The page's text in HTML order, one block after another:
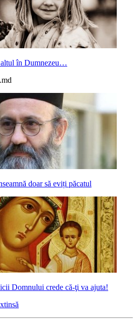
altul în Dumnezeu…
doar să eviți păcatul
Domnului crede că-ţi va ajuta!